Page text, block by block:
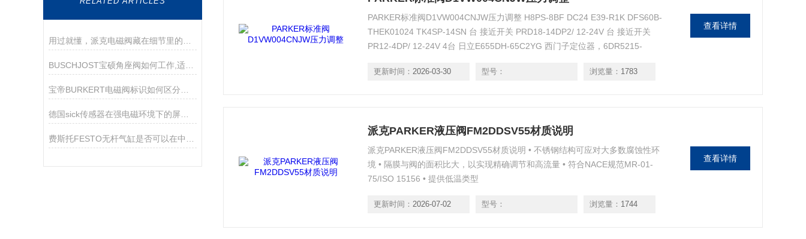
BUSCHJOST宝硕角座阀如何工作,适用哪些场景？
PARKER标准阀D1VW004CNJW压力调整 H8PS-8BF DC24 E39-R1K DFS60B-
THEK01024 TK4SP-14SN 台 接近开关 PRD18-14DP2/ 12-24V 台 接近开关
PR12-4DP/ 12-24V 4台 日立E655DH-65C2YG 西门子定位器，6DR5215-
更新时间： 2026-03-30 型号： 浏览量： 1783
查看详情
派克PARKER液压阀FM2DDSV55材质说明
派克PARKER液压阀FM2DDSV55材质说明 • 不锈钢结构可应对大多数腐蚀性环
境 • 隔膜与阀的面积比大，以实现精确调节和高流量 • 符合NACE规范MR-01-
75/ISO 15156 • 提供低温类型
更新时间： 2026-07-02 型号： 浏览量： 1744
查看详情